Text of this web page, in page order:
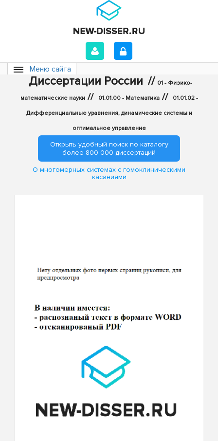
Меню сайта
Диссертации России // 01 - Физико-
математические науки // 01.01.00 - Математика // 01.01.02 -
Дифференциальные уравнения, динамические системы и
оптимальное управление
Открыть удобный поиск по каталогу
более 800 000 диссертаций
О многомерных системах с гомоклиническими
касаниями